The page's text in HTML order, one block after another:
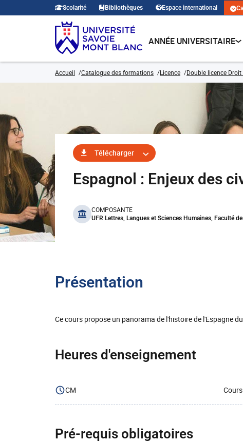
Scolarité Bibliothèques Espace international
ANNÉE UNIVERSITAIRE
Accueil Catalogue des formations Licence Double licence
Télécharger
Espagnol : Enjeux des
benefits
COMPOSANTE
UFR Lettres, Langues et Sciences Humaines, Faculté
Présentation
Ce cours propose un panorama de l'histoire de l'Espagne
Heures d'enseignement
CM
Pré-requis obligatoires